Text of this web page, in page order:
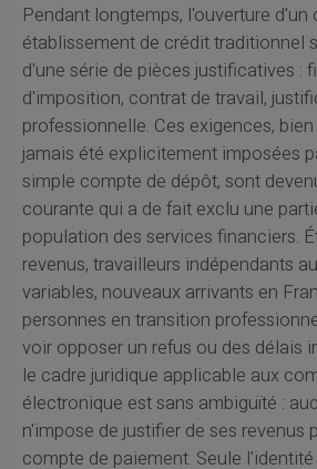
Pendant longtemps, l'ouverture
établissement de crédit traditionnel
d'une série de pièces justificatives :
d'imposition, contrat de travail,
professionnelle. Ces exigences,
jamais été explicitement imposées
simple compte de dépôt, sont
courante qui a de fait exclu une
population des services financiers.
revenus, travailleurs indépendants
variables, nouveaux arrivants en
personnes en transition
voir opposer un refus ou des délais
le cadre juridique applicable aux
électronique est sans ambiguïté :
n'impose de justifier de ses revenus
compte de paiement. Seule